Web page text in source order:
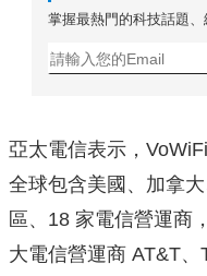
掌握最熱門的科技話題
亞太電信表示，
全球包含美國、加拿
區、18 家電信營運商
大電信營運商 AT&T